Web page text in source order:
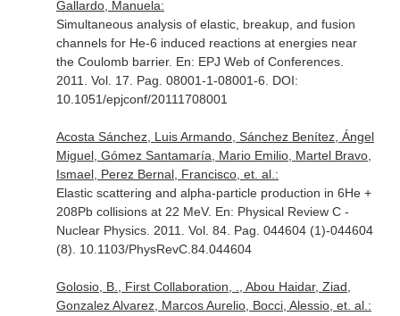
Gallardo, Manuela:
Simultaneous analysis of elastic, breakup, and fusion
channels for He-6 induced reactions at energies near
the Coulomb barrier. En: EPJ Web of Conferences.
2011. Vol. 17. Pag. 08001-1-08001-6. DOI:
10.1051/epjconf/20111708001
Acosta Sánchez, Luis Armando, Sánchez Benítez, Ángel
Miguel, Gómez Santamaría, Mario Emilio, Martel Bravo,
Ismael, Perez Bernal, Francisco, et. al.:
Elastic scattering and alpha-particle production in 6He +
208Pb collisions at 22 MeV. En: Physical Review C -
Nuclear Physics. 2011. Vol. 84. Pag. 044604 (1)-044604
(8). 10.1103/PhysRevC.84.044604
Golosio, B., First Collaboration, ., Abou Haidar, Ziad,
Gonzalez Alvarez, Marcos Aurelio, Bocci, Alessio, et. al.: